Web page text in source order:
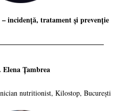
incidență, tratament și prevenție
Elena Țambrea
nutritionist, Kilostop, București